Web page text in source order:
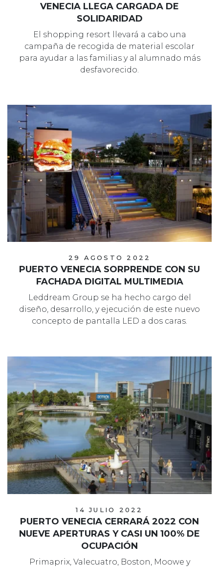
VENECIA LLEGA CARGADA DE
SOLIDARIDAD
El shopping resort llevará a cabo una
campaña de recogida de material escolar
para ayudar a las familias y al alumnado más
desfavorecido.
29 AGOSTO 2022
PUERTO VENECIA SORPRENDE CON SU
FACHADA DIGITAL MULTIMEDIA
Leddream Group se ha hecho cargo del
diseño, desarrollo, y ejecución de este nuevo
concepto de pantalla LED a dos caras.
14 JULIO 2022
PUERTO VENECIA CERRARÁ 2022 CON
NUEVE APERTURAS Y CASI UN 100% DE
OCUPACIÓN
Primaprix, Valecuatro, Boston, Moowe y